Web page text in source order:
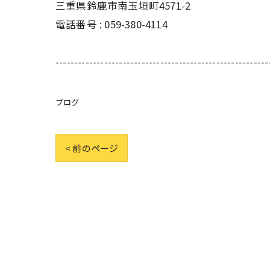
三重県鈴鹿市南玉垣町4571-2
電話番号 : 059-380-4114
ブログ
< 前のページ